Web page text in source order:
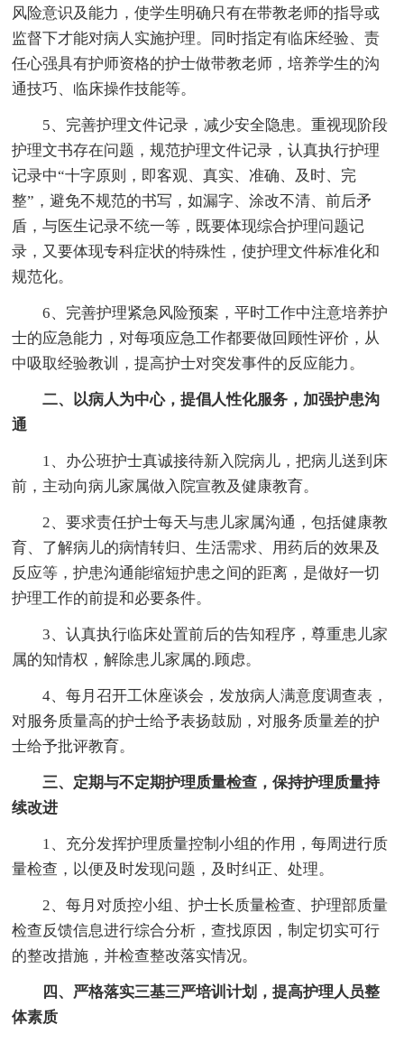
风险意识及能力，使学生明确只有在带教老师的指导或
监督下才能对病人实施护理。同时指定有临床经验、责
任心强具有护师资格的护士做带教老师，培养学生的沟
通技巧、临床操作技能等。
5、完善护理文件记录，减少安全隐患。重视现阶段
护理文书存在问题，规范护理文件记录，认真执行护理
记录中“十字原则，即客观、真实、准确、及时、完
整”，避免不规范的书写，如漏字、涂改不清、前后矛
盾，与医生记录不统一等，既要体现综合护理问题记
录，又要体现专科症状的特殊性，使护理文件标准化和
规范化。
6、完善护理紧急风险预案，平时工作中注意培养护
士的应急能力，对每项应急工作都要做回顾性评价，从
中吸取经验教训，提高护士对突发事件的反应能力。
二、以病人为中心，提倡人性化服务，加强护患沟
通
1、办公班护士真诚接待新入院病儿，把病儿送到床
前，主动向病儿家属做入院宣教及健康教育。
2、要求责任护士每天与患儿家属沟通，包括健康教
育、了解病儿的病情转归、生活需求、用药后的效果及
反应等，护患沟通能缩短护患之间的距离，是做好一切
护理工作的前提和必要条件。
3、认真执行临床处置前后的告知程序，尊重患儿家
属的知情权，解除患儿家属的.顾虑。
4、每月召开工休座谈会，发放病人满意度调查表，
对服务质量高的护士给予表扬鼓励，对服务质量差的护
士给予批评教育。
三、定期与不定期护理质量检查，保持护理质量持
续改进
1、充分发挥护理质量控制小组的作用，每周进行质
量检查，以便及时发现问题，及时纠正、处理。
2、每月对质控小组、护士长质量检查、护理部质量
检查反馈信息进行综合分析，查找原因，制定切实可行
的整改措施，并检查整改落实情况。
四、严格落实三基三严培训计划，提高护理人员整
体素质